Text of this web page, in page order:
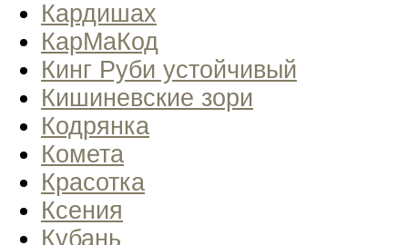
Кардишах
КарМаКод
Кинг Руби устойчивый
Кишиневские зори
Кодрянка
Комета
Красотка
Ксения
Кубань